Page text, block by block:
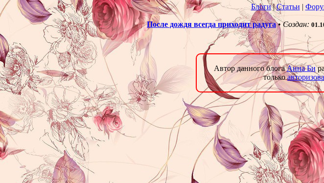
Блоги|Статьи |
После дождя всегда приходит радуга•Создан:
Автор данного блогаАнна Би
только